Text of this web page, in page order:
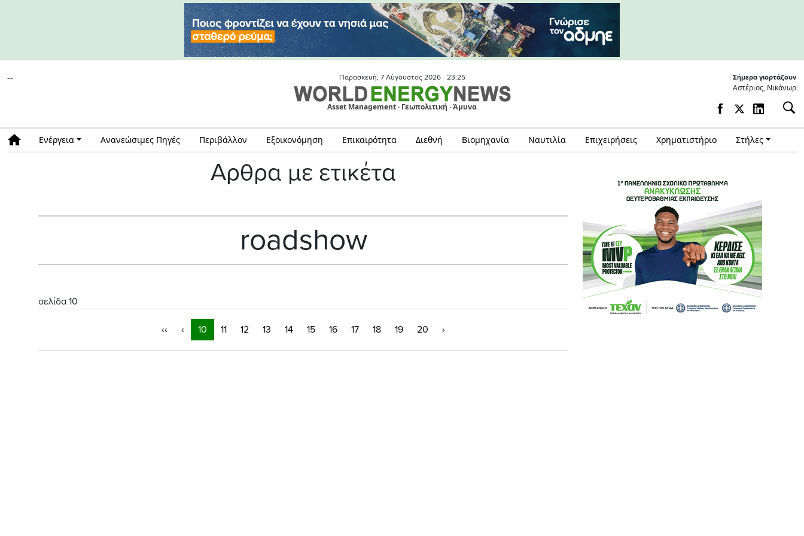
-- Παρασκευή, 7 Αύγουστος 2026 - 23:25
Asset Management · Γεωπολιτική · Άμυνα
Σήμερα γιορτάζουν
Αστέριος, Νικάνωρ
Ενέργεια Ανανεώσιμες Πηγές Περιβάλλον Εξοικονόμηση Επικαιρότητα Διεθνή Βιομηχανία Ναυτιλία Επιχειρήσεις Χρηματιστήριο Στήλες
Αρθρα με ετικέτα
roadshow
σελίδα 10
‹‹ ‹ 10 11 12 13 14 15 16 17 18 19 20 ›